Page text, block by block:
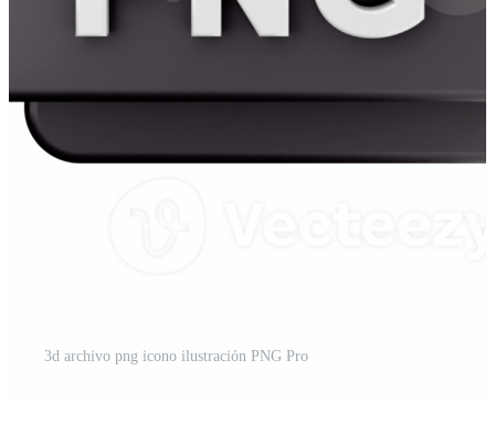
3d archivo png icono ilustración PNG Pro